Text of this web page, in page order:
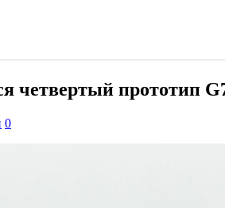
четвертый прототип
0